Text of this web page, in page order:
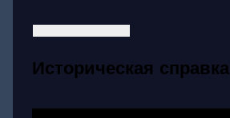
Историческая справка